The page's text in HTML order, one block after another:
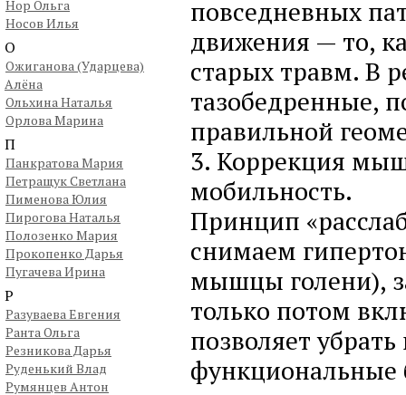
Нор Ольга
Носов Илья
О
Ожиганова (Ударцева)
Алёна
Ольхина Наталья
Орлова Марина
П
Панкратова Мария
Петращук Светлана
Пименова Юлия
Пирогова Наталья
Полозенко Мария
Прокопенко Дарья
Пугачева Ирина
Р
Разуваева Евгения
Ранта Ольга
Резникова Дарья
Руденький Влад
Румянцев Антон
повседневных
движения — то,
старых травм. В
тазобедренные,
правильной
3. Коррекция
мобильность.
Принцип
снимаем
мышцы голени),
только потом
позволяет
функциональные